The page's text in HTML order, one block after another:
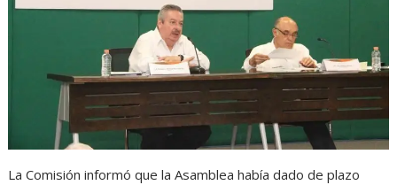
La Comisión informó que la Asamblea había dado de plazo